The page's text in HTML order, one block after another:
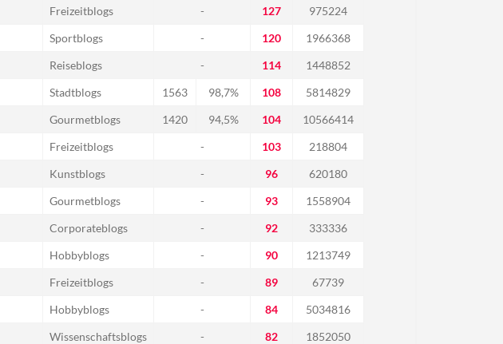
Freizeitblogs - 127
975224
Sportblogs - 120
1966368
Reiseblogs - 114
1448852
Stadtblogs 1563 98,7% 108
5814829
Gourmetblogs 1420 94,5% 104
10566414
Freizeitblogs - 103
218804
Kunstblogs - 96
620180
Gourmetblogs - 93
1558904
Corporateblogs - 92
333336
Hobbyblogs - 90
1213749
Freizeitblogs - 89
67739
Hobbyblogs - 84
5034816
Wissenschaftsblogs - 82
1852050